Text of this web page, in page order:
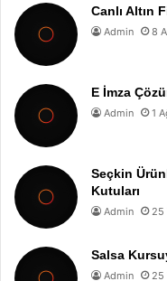
Canlı Altın
Admin 8
E İmza
Admin 1
Seçkin
Kutuları
Admin 25
Salsa
Admin 25